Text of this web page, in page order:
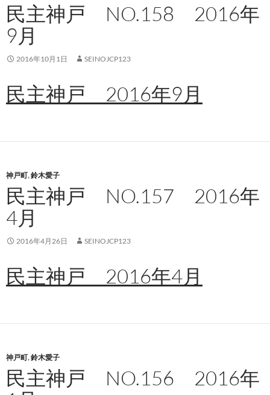
民主神戸 NO.158 2016年
9月
2016年10月1日 SEINOJCP123
民主神戸 2016年9月
神戸町,鈴木愛子
民主神戸 NO.157 2016年
4月
2016年4月26日 SEINOJCP123
民主神戸 2016年4月
神戸町,鈴木愛子
民主神戸 NO.156 2016年